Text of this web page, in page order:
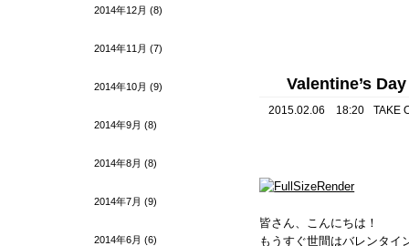
2014年12月 (8)
2014年11月 (7)
2014年10月 (9)
2014年9月 (8)
2014年8月 (8)
2014年7月 (9)
2014年6月 (6)
Valentine’s
2015.02.06 18:20 TAKE
皆さん、こんにちは！
もうすぐ世間はバレンタ